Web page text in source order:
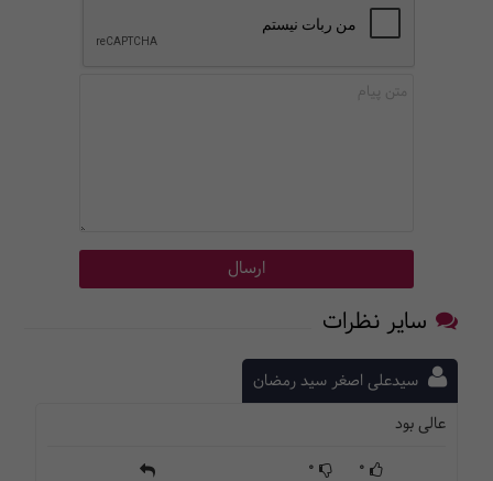
سایر نظرات
سیدعلی اصغر سید رمضان
عالی بود
0
0